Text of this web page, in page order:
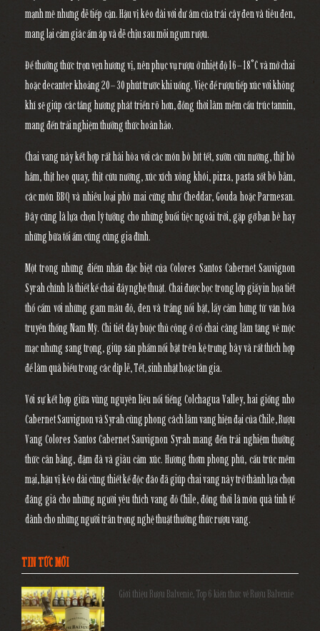
mạnh mẽ nhưng dễ tiếp cận. Hậu vị kéo dài với dư âm của trái cây đen và tiêu đen,
mang lại cảm giác ấm áp và dễ chịu sau mỗi ngụm rượu.
Để thưởng thức trọn vẹn hương vị, nên phục vụ rượu ở nhiệt độ16–18°Cvà mở chai
hoặc decanter khoảng20–30 phúttrước khi uống. Việc để rượu tiếp xúc với không
khí sẽ giúp các tầng hương phát triển rõ hơn, đồng thời làm mềm cấu trúc tannin,
mang đến trải nghiệm thưởng thức hoàn hảo.
Chai vang này kết hợp rất hài hòa với các mónbò bít tết, sườn cừu nướng, thịt bò
hầm, thịt heo quay, thịt cừu nướng, xúc xích xông khói, pizza, pasta sốt bò bằm,
các món BBQ và nhiều loại phô mai cứng như Cheddar, Gouda hoặc Parmesan.
Đây cũng là lựa chọn lý tưởng cho những buổi tiệc ngoài trời, gặp gỡ bạn bè hay
những bữa tối ấm cúng cùng gia đình.
Một trong những điểm nhấn đặc biệt củaColores Santos Cabernet Sauvignon
Syrahchính là thiết kế chai đầy nghệ thuật. Chai được bọc trong lớp giấy in họa tiết
thổ cẩm với những gam màu đỏ, đen và trắng nổi bật, lấy cảm hứng từ văn hóa
truyền thống Nam Mỹ. Chi tiết dây buộc thủ công ở cổ chai càng làm tăng vẻ mộc
mạc nhưng sang trọng, giúp sản phẩm nổi bật trên kệ trưng bày và rất thích hợp
để làm quà biếu trong các dịp lễ, Tết, sinh nhật hoặc tân gia.
Với sự kết hợp giữa vùng nguyên liệu nổi tiếng Colchagua Valley, hai giống nho
Cabernet Sauvignon và Syrah cùng phong cách làm vang hiện đại của Chile,Rượu
Vang Colores Santos Cabernet Sauvignon Syrah mang đến trải nghiệm thưởng
thức cân bằng, đậm đà và giàu cảm xúc. Hương thơm phong phú, cấu trúc mềm
mại, hậu vị kéo dài cùng thiết kế độc đáo đã giúp chai vang này trở thành lựa chọn
đáng giá cho những người yêu thích vang đỏ Chile, đồng thời là món quà tinh tế
dành cho những người trân trọng nghệ thuật thưởng thức rượu vang.
TIN TỨC MỚI
Giới thiệu Rượu Balvenie, Top 6 kiến thức về Rượu Balvenie